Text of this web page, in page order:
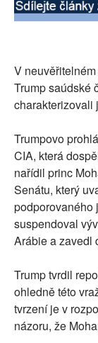
V
Trump saúdské
charakterizovali
Trumpovo
CIA, která
nařídil princ
Senátu, který
podporovaného
suspendoval
Arábie a zavedl
Trump tvrdil
ohledně této
tvrzení je v
názoru, že